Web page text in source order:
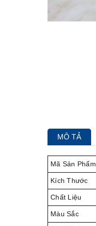
MÔ TẢ
Mã Sản Phẩm
Kích Thước
Chất Liệu
Màu Sắc